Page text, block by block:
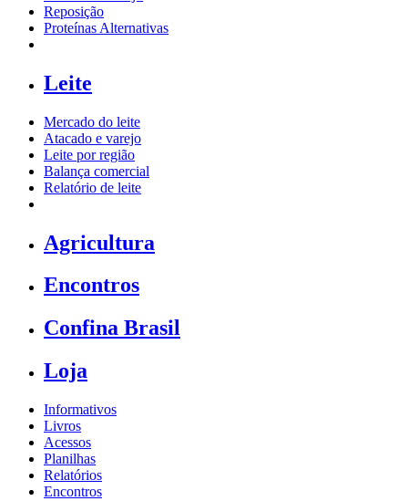
Reposição
Proteínas Alternativas
Leite
Mercado do leite
Atacado e varejo
Leite por região
Balança comercial
Relatório de leite
Agricultura
Encontros
Confina Brasil
Loja
Informativos
Livros
Acessos
Planilhas
Relatórios
Encontros